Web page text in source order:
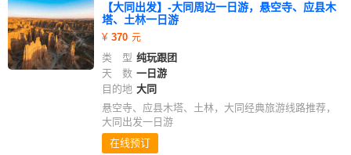
【大同出发】-大同周边一日游，悬空寺、应县木
塔、土林一日游
370
类 型 纯玩跟团
天 数 一日游
目的地 大同
悬空寺、应县木塔、土林，大同经典旅游线路推荐，
大同出发一日游
在线预订